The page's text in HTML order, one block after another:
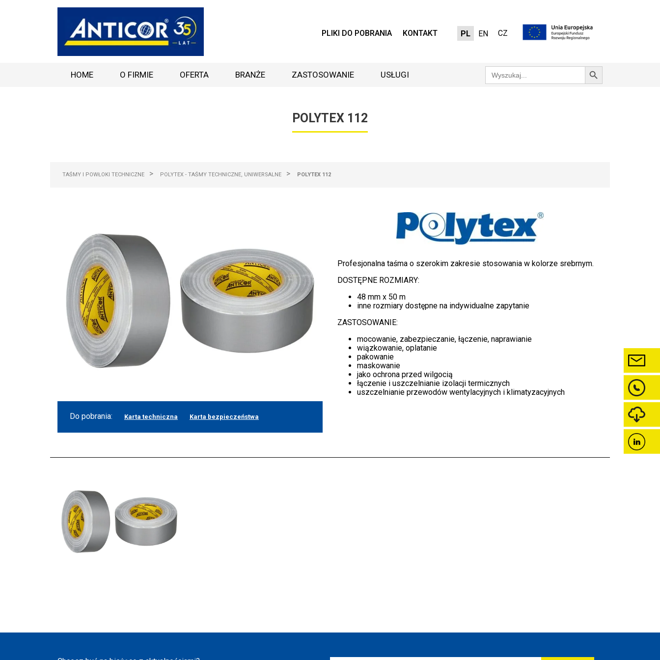
PLIKI DO POBRANIA KONTAKT PL EN CZ
HOME O FIRMIE OFERTA BRANŻE ZASTOSOWANIE USŁUGI
Search
for:
Search Button
POLYTEX 112
TAŚMY I POWŁOKI TECHNICZNE > POLYTEX - TAŚMY TECHNICZNE, UNIWERSALNE > POLYTEX 112
Do pobrania: Karta techniczna Karta bezpieczeństwa
Profesjonalna taśma o szerokim zakresie stosowania w kolorze srebrnym.
DOSTĘPNE ROZMIARY:
48 mm x 50 m
inne rozmiary dostępne na indywidualne zapytanie
ZASTOSOWANIE:
mocowanie, zabezpieczanie, łączenie, naprawianie
wiązkowanie, oplatanie
pakowanie
maskowanie
jako ochrona przed wilgocią
łączenie i uszczelnianie izolacji termicznych
uszczelnianie przewodów wentylacyjnych i klimatyzacyjnych